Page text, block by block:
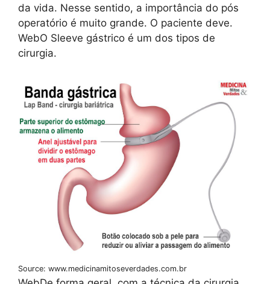
da vida. Nesse sentido, a importância do pós
operatório é muito grande. O paciente deve.
WebO Sleeve gástrico é um dos tipos de
cirurgia.
Source: www.medicinamitoseverdades.com.br